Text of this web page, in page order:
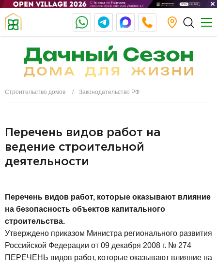
Строительство домов Законодательство РФ
Перечень видов работ на
ведение строительной
деятельности
Перечень видов работ, которые оказывают влияние
на безопасность объектов капитального
строительства.
Утверждено приказом Министра регионального развития
Российской Федерации от 09 декабря 2008 г. № 274
ПЕРЕЧЕНЬ видов работ, которые оказывают влияние на